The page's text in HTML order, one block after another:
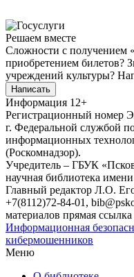
Решаем вместе
Сложности с получением
приобретением билетов?
учреждений культуры?
Написать
Информация 12+
Регистрационный номер
г. Федеральной службой
информационных
(Роскомнадзор).
Учредитель – ГБУК
научная библиотека
Главный редактор Л.О.
+7(8112)72-84-01,
материалов прямая
Информационная
кибермошенников
Меню